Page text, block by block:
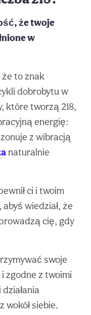
że twoje
w
że to znak
dobrobytu w
które tworzą 218,
energię:
z wibracją
naturalnie
ci i twoim
wiedział, że
cię, gdy
swoje
zgodne z twoimi
siebie.